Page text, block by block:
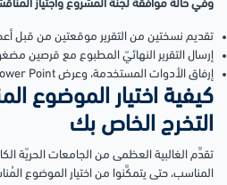
وفي حالة موافقة لجنة المشروع واجتياز
تقديم نسختين من التقرير موقعتين من قبل
إرسال التقرير النهائيّ المطبوع مع قرصين
إرفاق الأدوات المستخدمة، وعرض Power Point للمشروع في شكله النهائيّ.
كيفية اختيار الموضوع
التخرج الخاص بك
تقدِّم الغالبية العظمى من الجامعات الحريّة
المناسب، حتى يتمكَّنوا من اختيار الموضوع